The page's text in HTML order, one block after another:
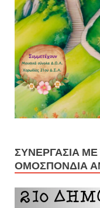
ΣΥΝΕΡΓΑΣΊΑ
ΟΜΟΣΠΟΝΔΊΑ